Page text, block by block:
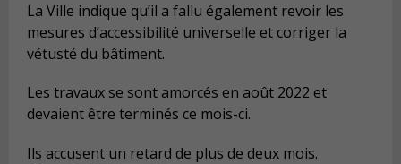
La Ville indique qu’il a fallu également revoir les
mesures d’accessibilité universelle et corriger la
vétusté du bâtiment.
Les travaux se sont amorcés en août 2022 et
devaient être terminés ce mois-ci.
Ils accusent un retard de plus de deux mois.